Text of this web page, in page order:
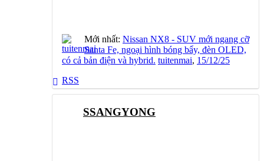
Mới nhất: Nissan NX8 - SUV mới ngang cỡ
Santa Fe, ngoại hình bóng bẩy, đèn OLED,
có cả bản điện và hybrid. tuitenmai, 15/12/25
RSS
SSANGYONG